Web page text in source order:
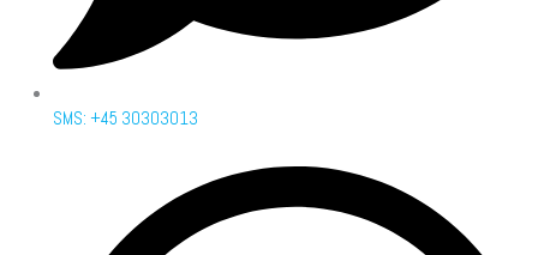
SMS: +45 30303013